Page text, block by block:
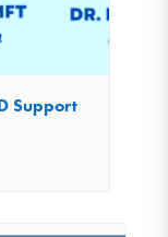
Support